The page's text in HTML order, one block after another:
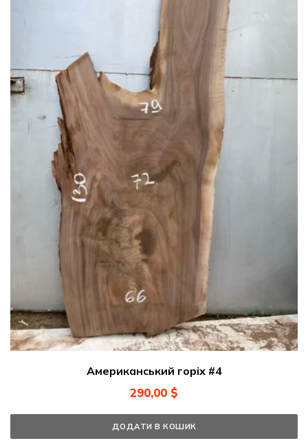
Американський горіх #4
290,00 $
ДОДАТИ В КОШИК